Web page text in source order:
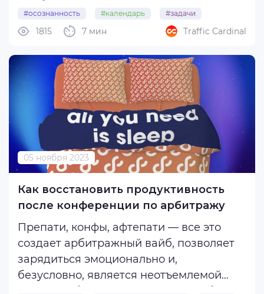
«достигаторство» требует огромной
концентрации. Чем больше новых
вызовов вы будете себе бросать — тем
труднее будет все успевать. ...
#осознанность #календарь #задачи
#продуктивность7 мин
1815 Traffic Cardinal
05 ноября 2023
Как восстановить продуктивность
после конференции по арбитражу
Препати, конфы, афтепати — все это
создает арбитражный вайб, позволяет
зарядиться эмоционально и,
безусловно, является неотъемлемой